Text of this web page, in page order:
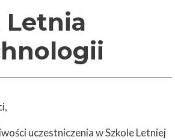
Letnia
uczestniczenia w Szkole Letniej